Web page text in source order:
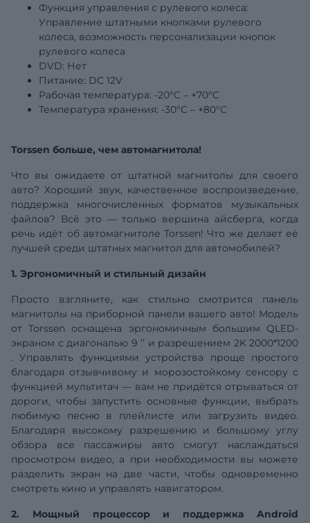
Функция управления с рулевого колеса:
Управление штатными кнопками рулевого
колеса, возможность персонализации кнопок
рулевого колеса
DVD: Нет
Питание: DC 12V
Рабочая температура: -20°C – +70°C
Температура хранения: -30°C – +80°C
Torssen больше, чем автомагнитола!
Что вы ожидаете от штатной магнитолы для своего
авто? Хороший звук, качественное воспроизведение,
поддержка многочисленных форматов музыкальных
файлов? Всё это — только вершина айсберга, когда
речь идёт об автомагнитоле Torssen! Что же делает её
лучшей среди штатных магнитол для автомобилей?
1. Эргономичный и стильный дизайн
Просто взгляните, как стильно смотрится панель
магнитолы на приборной панели вашего авто! Модель
от Torssen оснащена эргономичным большим QLED-
экраном с диагональю 9 ’’ и разрешением 2K 2000*1200
. Управлять функциями устройства проще простого
благодаря отзывчивому и морозостойкому сенсору с
функцией мультитач — вам не придётся отрываться от
дороги, чтобы запустить основные функции, выбрать
любимую песню в плейлисте или загрузить видео.
Благодаря высокому разрешению и большому углу
обзора все пассажиры авто смогут наслаждаться
просмотром видео, а при необходимости вы можете
разделить экран на две части, чтобы одновременно
смотреть кино и управлять навигатором.
2. Мощный процессор и поддержка Android